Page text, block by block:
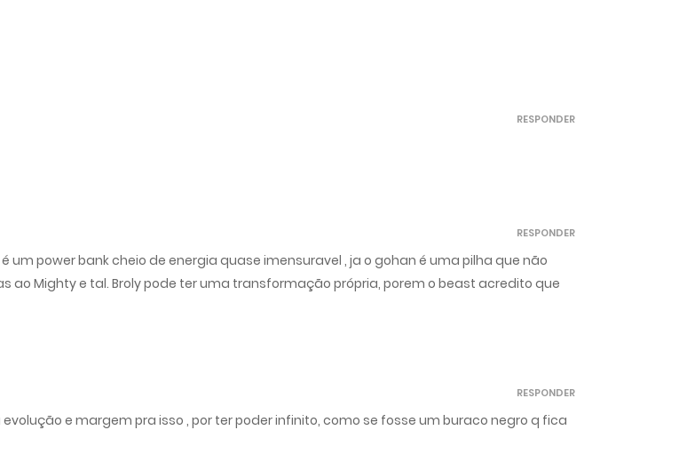
RESPONDER
um power bank cheio de energia quase imensuravel , ja o gohan é uma pilha que não
ao Mighty e tal. Broly pode ter uma transformação própria, porem o beast acredito que
RESPONDER
e margem pra isso , por ter poder infinito, como se fosse um buraco negro q fica
RESPONDER